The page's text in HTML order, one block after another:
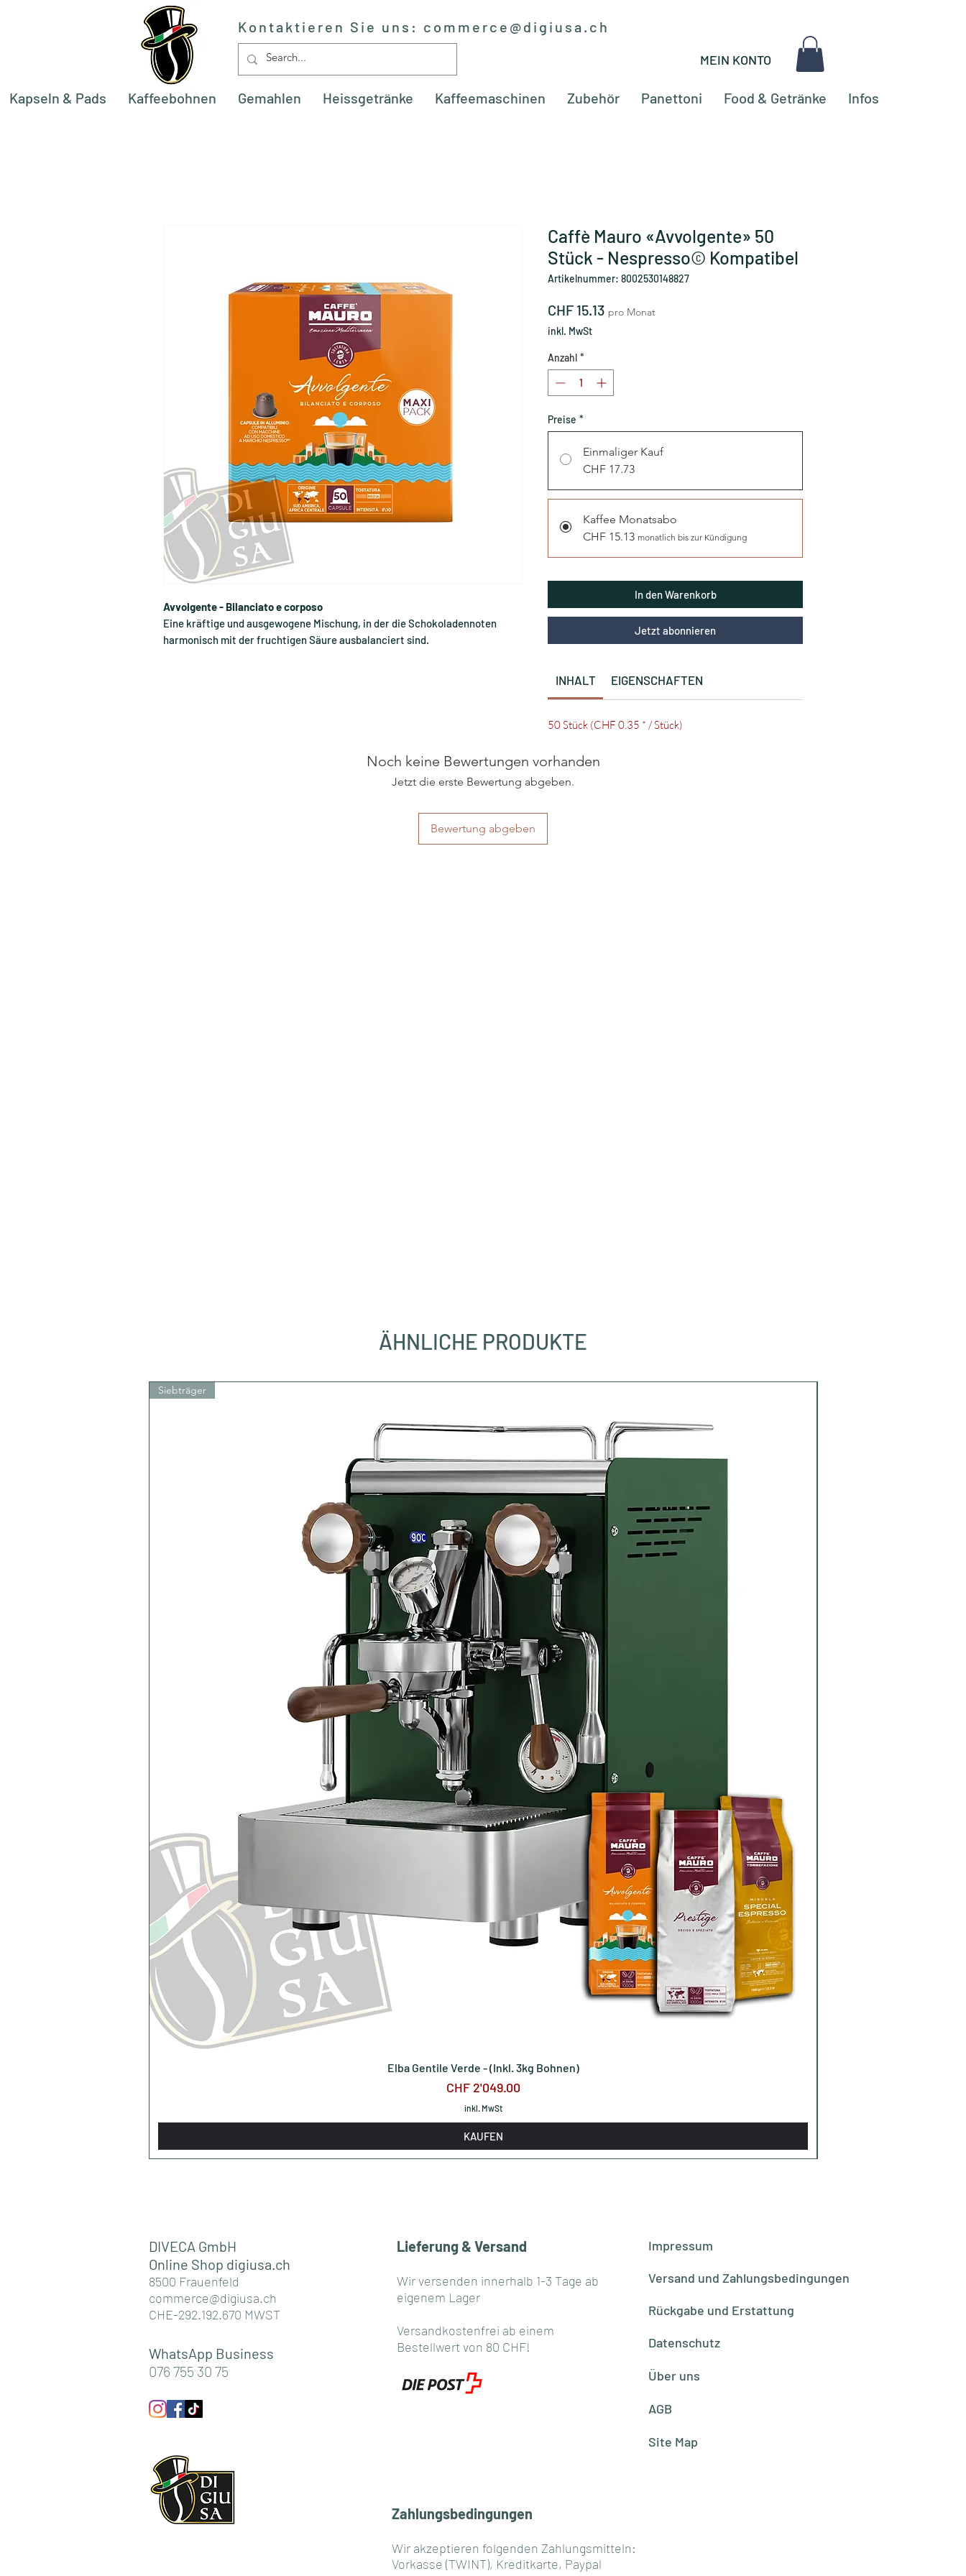
Kontaktieren Sie uns: commerce@digiusa.ch
MEIN KONTO
Kapseln & Pads Kaffeebohnen Gemahlen Heissgetränke Kaffeemaschinen Zubehör Panettoni Food & Getränke Infos
Avvolgente - Bilanciato e corposo
Eine kräftige und ausgewogene Mischung, in der die Schokoladennoten
harmonisch mit der fruchtigen Säure ausbalanciert sind.
Caffè Mauro «Avvolgente» 50
Stück - Nespresso© Kompatibel
Artikelnummer: 8002530148827
CHF 15.13 Preis
pro Monat
inkl. MwSt
Anzahl *
Preise *
Einmaliger Kauf
CHF 17.73
Kaffee Monatsabo
CHF 15.13 monatlich bis zur Kündigung
In den Warenkorb
Jetzt abonnieren
INHALT EIGENSCHAFTEN
50 Stück (CHF 0.35 * / Stück)
Noch keine Bewertungen vorhanden
Jetzt die erste Bewertung abgeben.
Bewertung abgeben
ÄHNLICHE PRODUKTE
Siebträger
Elba Gentile Verde - (Inkl. 3kg Bohnen)
Preis
CHF 2'049.00
inkl. MwSt
KAUFEN
DIVECA GmbH
Online Shop digiusa.ch
8500 Frauenfeld
commerce@digiusa.ch
CHE-292.192.670 MWST
WhatsApp Business
076 755 30 75
Lieferung & Versand
Wir versenden innerhalb 1-3 Tage ab
eigenem Lager
Versandkostenfrei ab einem
Bestellwert von 80 CHF!
Impressum
Versand und Zahlungsbedingungen
Rückgabe und Erstattung
Datenschutz
Über uns
AGB
Site Map
Zahlungsbedingungen
Wir akzeptieren folgenden Zahlungsmitteln:
Vorkasse (TWINT), Kreditkarte, Paypal